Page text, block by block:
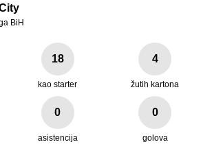
BiH
18
kao starter
4
žutih kartona
0
asistencija
0
golova